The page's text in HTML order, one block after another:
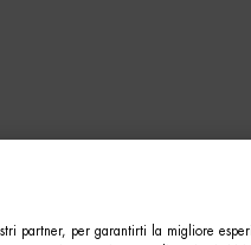
partner, per garantirti la migliore